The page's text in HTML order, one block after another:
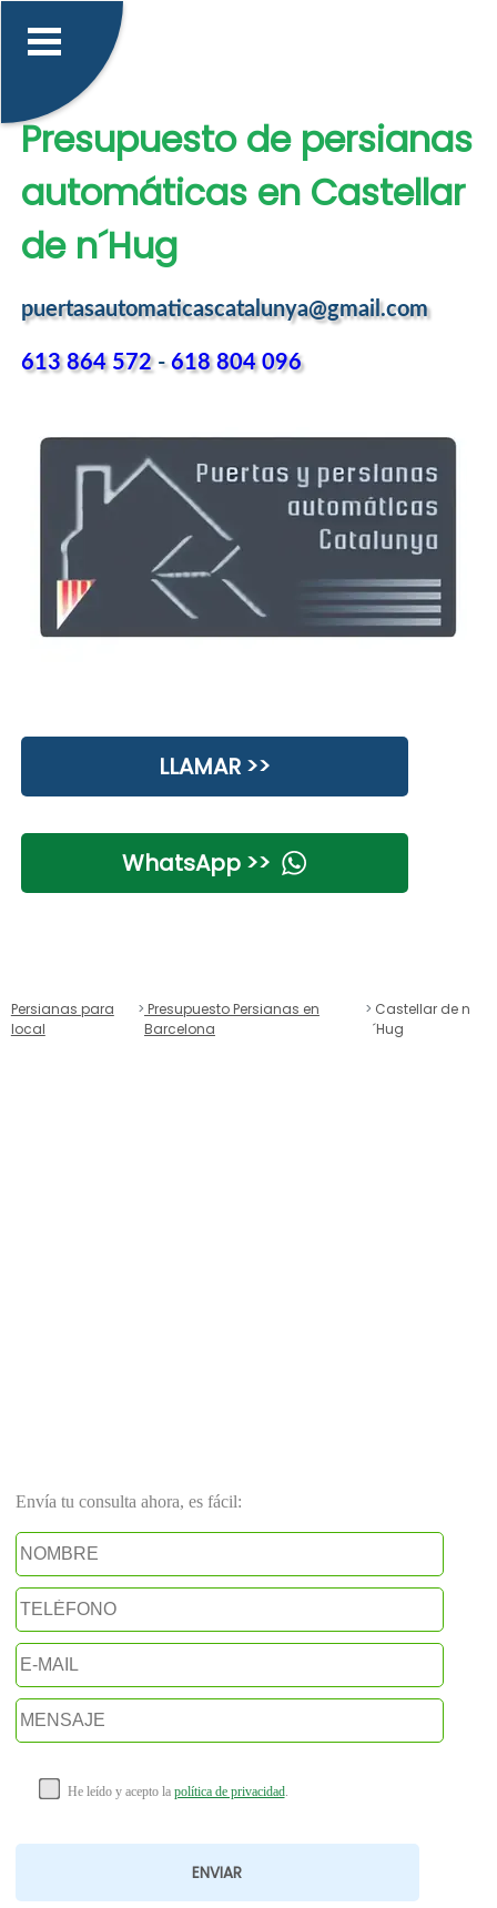
Presupuesto de persianas
automáticas en Castellar
de n´Hug
puertasautomaticascatalunya@gmail.com
613 864 572-618 804 096
LLAMAR >>
WhatsApp >>
Persianas para
local
Presupuesto Persianas en
Barcelona
Castellar de n
´Hug
Envía tu consulta ahora, es fácil:
He leído y acepto la política de privacidad.